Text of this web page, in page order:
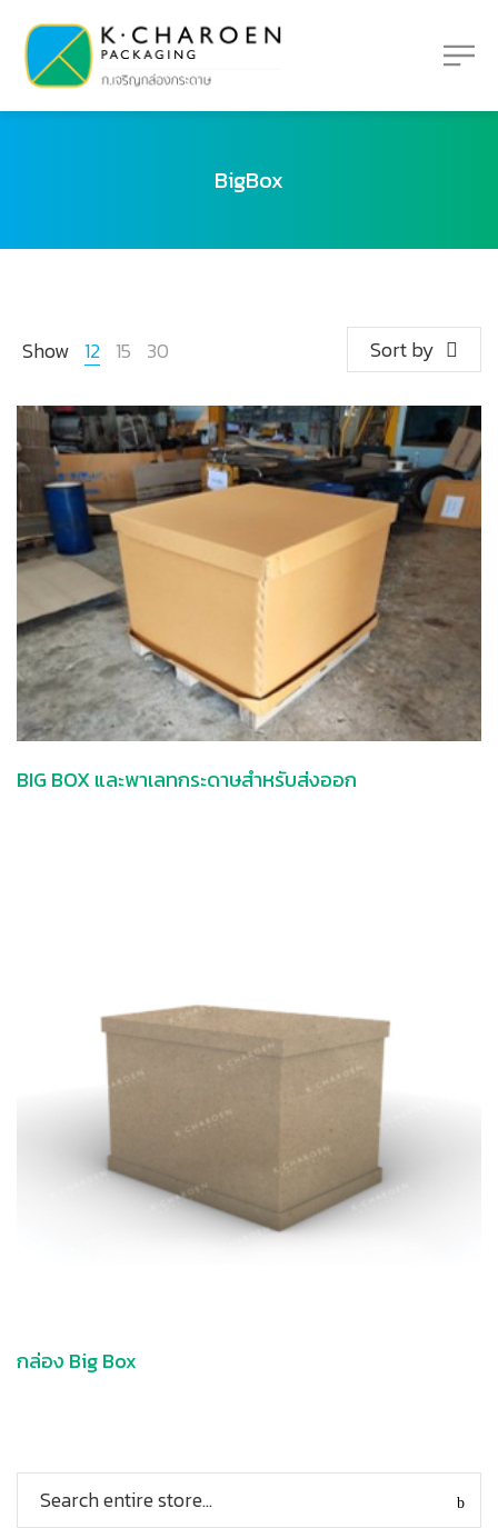
BigBox
Show 12 15 30 Sort by
BIG BOX และพาเลทกระดาษสำหรับส่งออก
กล่อง Big Box